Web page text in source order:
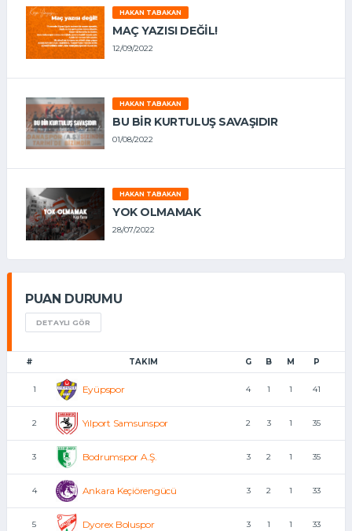
HAKAN TABAKAN
MAÇ YAZISI DEĞİL!
12/09/2022
HAKAN TABAKAN
BU BİR KURTULUŞ SAVAŞIDIR
01/08/2022
HAKAN TABAKAN
YOK OLMAMAK
28/07/2022
PUAN DURUMU
DETAYLI GÖR
# TAKIM G B M P
1 Eyüpspor 4 1 1 41
2 Yılport Samsunspor 2 3 1 35
3 Bodrumspor A.Ş. 3 2 1 35
4 Ankara Keçiörengücü 3 2 1 33
5 Dyorex Boluspor 3 1 1 33